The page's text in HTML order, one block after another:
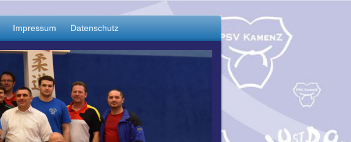
Impressum Datenschutz